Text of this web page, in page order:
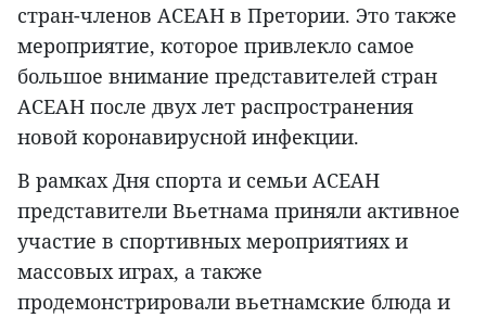
стран-членов АСЕАН в Претории. Это также
мероприятие, которое привлекло самое
большое внимание представителей стран
АСЕАН после двух лет распространения
новой коронавирусной инфекции.
В рамках Дня спорта и семьи АСЕАН
представители Вьетнама приняли активное
участие в спортивных мероприятиях и
массовых играх, а также
продемонстрировали вьетнамские блюда и